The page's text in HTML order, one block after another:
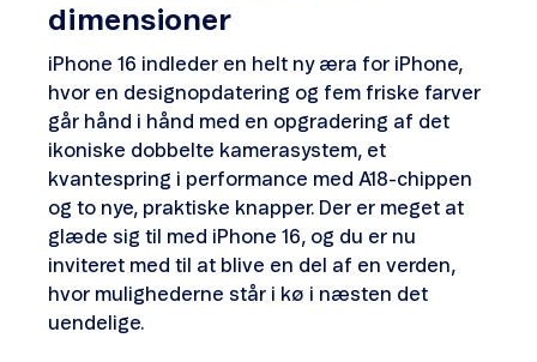
dimensioner
iPhone 16 indleder en helt ny æra for iPhone,
hvor en designopdatering og fem friske farver
går hånd i hånd med en opgradering af det
ikoniske dobbelte kamerasystem, et
kvantespring i performance med A18-chippen
og to nye, praktiske knapper. Der er meget at
glæde sig til med iPhone 16, og du er nu
inviteret med til at blive en del af en verden,
hvor mulighederne står i kø i næsten det
uendelige.